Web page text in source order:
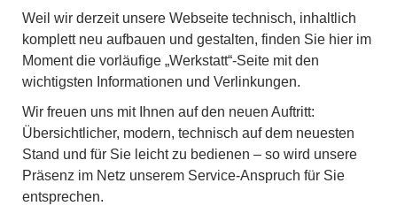
Weil wir derzeit unsere Webseite technisch, inhaltlich
komplett neu aufbauen und gestalten, finden Sie hier im
Moment die vorläufige „Werkstatt“-Seite mit den
wichtigsten Informationen und Verlinkungen.
Wir freuen uns mit Ihnen auf den neuen Auftritt:
Übersichtlicher, modern, technisch auf dem neuesten
Stand und für Sie leicht zu bedienen – so wird unsere
Präsenz im Netz unserem Service-Anspruch für Sie
entsprechen.